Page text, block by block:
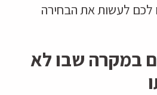
לכם לעשות את הבחירה
במקרה שבו לא